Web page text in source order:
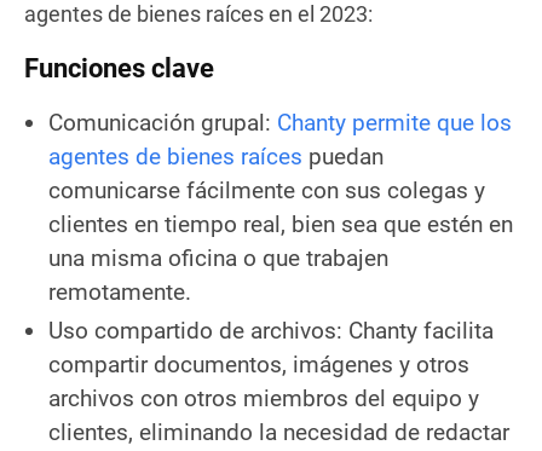
agentes de bienes raíces en el 2023:
Funciones clave
Comunicación grupal: Chanty permite que los
agentes de bienes raíces puedan
comunicarse fácilmente con sus colegas y
clientes en tiempo real, bien sea que estén en
una misma oficina o que trabajen
remotamente.
Uso compartido de archivos: Chanty facilita
compartir documentos, imágenes y otros
archivos con otros miembros del equipo y
clientes, eliminando la necesidad de redactar